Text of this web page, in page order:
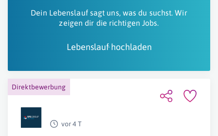
Dein Lebenslauf sagt uns, was du suchst. Wir
zeigen dir die richtigen Jobs.
Lebenslauf hochladen
Direktbewerbung
vor 4 T